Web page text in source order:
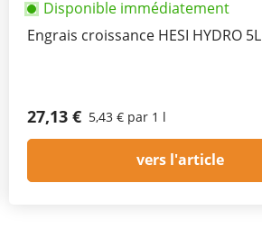
Disponible immédiatement
Engrais croissance HESI HYDRO 5L
27,13 € 5,43 € par 1 l
vers l'article